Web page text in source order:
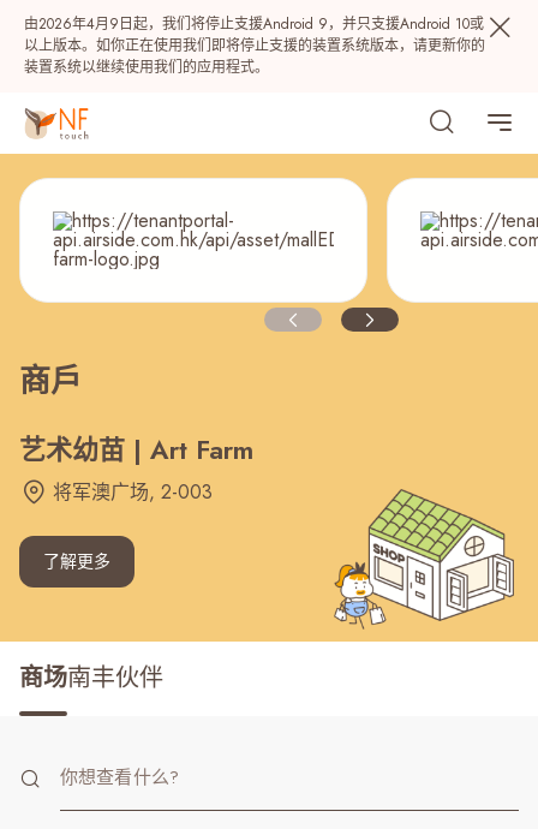
由2026年4月9日起，我们将停止支援Android 9，并只支援Android 10或
以上版本。如你正在使用我们即将停止支援的装置系统版本，请更新你的
装置系统以继续使用我们的应用程式。
热门
NF 种籽
商戶
艺术幼苗 | Art Farm
将军澳广场, 2-003
了解更多
商场南丰伙伴